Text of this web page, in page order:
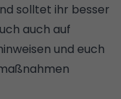
solltet ihr besser
auch auf
und euch